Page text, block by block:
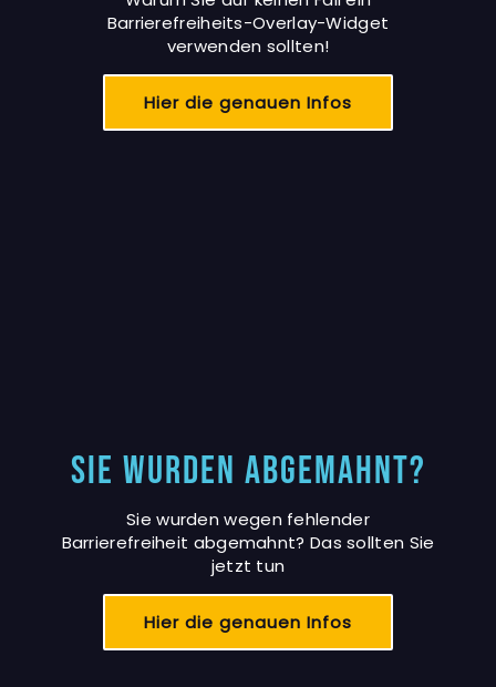
Barrierefreiheits-Overlay-Widget
verwenden sollten!
Hier die genauen Infos
Sie wurden abgemahnt?
Sie wurden wegen fehlender
Barrierefreiheit abgemahnt? Das sollten Sie
jetzt tun
Hier die genauen Infos